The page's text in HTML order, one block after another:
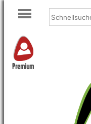
Premium